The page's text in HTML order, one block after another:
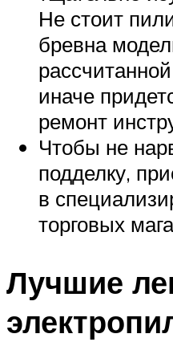
Не стоит
бревна
иначе
ремонт
Чтобы не
подделку,
в
торговых
Лучшие